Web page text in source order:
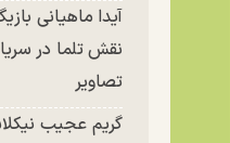
آیدا ماهیانی
نقش تلما در
تصاویر
گریم عجیب